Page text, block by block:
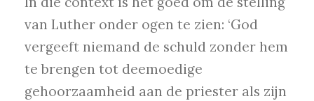
van Luther onder ogen te zien: ‘God
vergeeft niemand de schuld zonder hem
te brengen tot deemoedige
gehoorzaamheid aan de priester als zijn